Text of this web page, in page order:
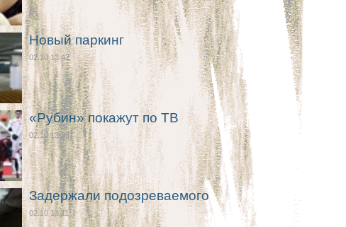
Новый паркинг
02.10 13:42
«Рубин» покажут по ТВ
02.10 13:28
Задержали подозреваемого
02.10 13:11